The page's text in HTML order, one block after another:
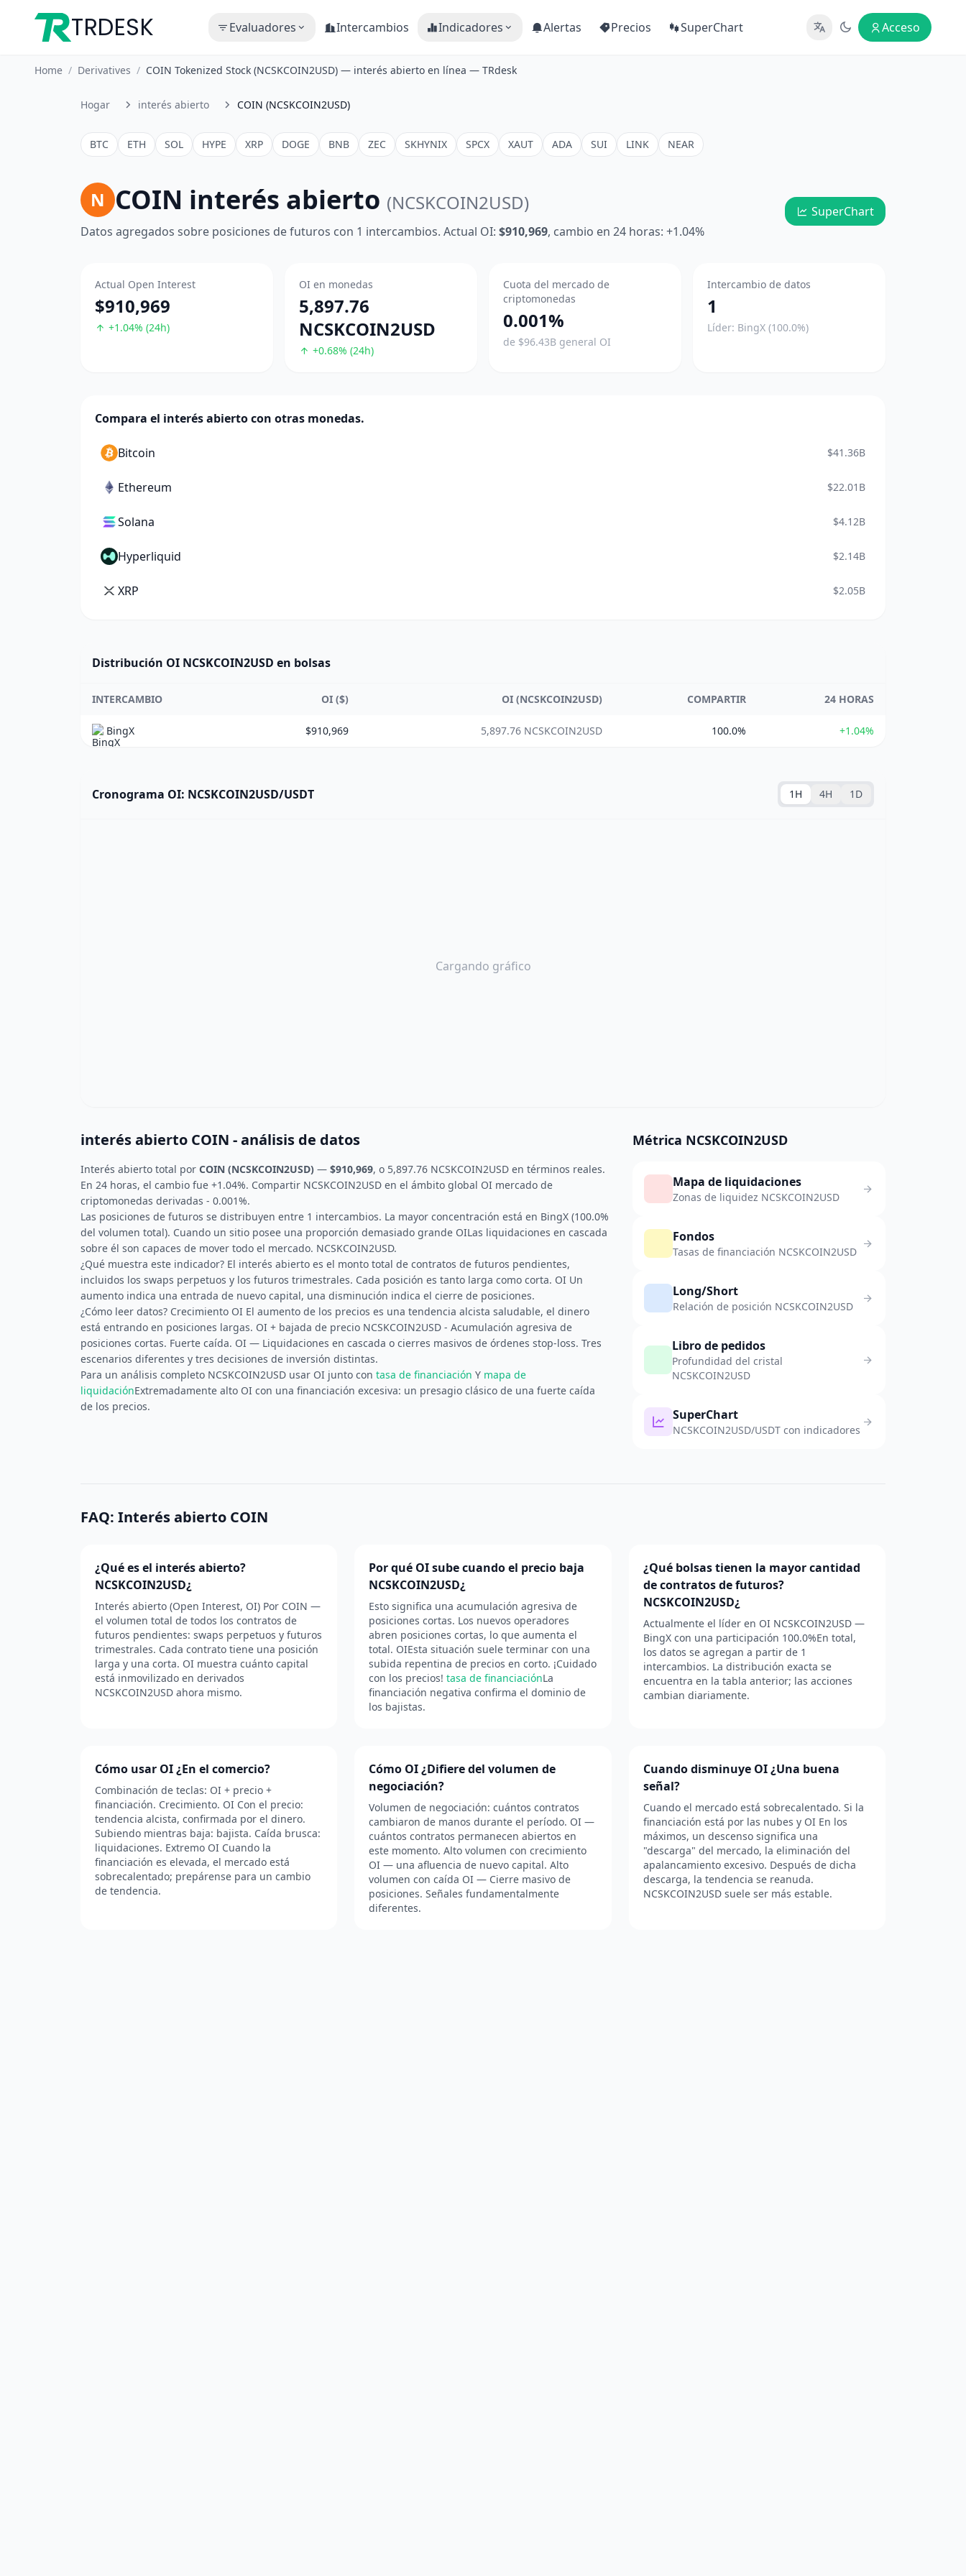
TRDESK Evaluadores Intercambios Indicadores Alertas Precios SuperChart Acceso
Home / Derivatives / COIN Tokenized Stock (NCSKCOIN2USD) — interés abierto en línea — TRdesk
Hogar interés abierto COIN (NCSKCOIN2USD)
BTC ETH SOL HYPE XRP DOGE BNB ZEC SKHYNIX SPCX XAUT ADA SUI LINK NEAR
N COIN interés abierto (NCSKCOIN2USD)
Datos agregados sobre posiciones de futuros con 1 intercambios. Actual OI: $910,969, cambio en 24 horas: +1.04%
SuperChart
Actual Open Interest
$910,969
+1.04% (24h)
OI en monedas
5,897.76
NCSKCOIN2USD
+0.68% (24h)
Cuota del mercado de
criptomonedas
0.001%
de $96.43B general OI
Intercambio de datos
1
Líder: BingX (100.0%)
Compara el interés abierto con otras monedas.
Bitcoin $41.36B
Ethereum $22.01B
Solana $4.12B
Hyperliquid $2.14B
XRP $2.05B
Distribución OI NCSKCOIN2USD en bolsas
INTERCAMBIO OI ($) OI (NCSKCOIN2USD) COMPARTIR 24 HORAS
BingX $910,969 5,897.76 NCSKCOIN2USD 100.0% +1.04%
Cronograma OI: NCSKCOIN2USD/USDT 1H 4H 1D
Cargando gráfico
interés abierto COIN - análisis de datos
Interés abierto total por COIN (NCSKCOIN2USD) — $910,969, o 5,897.76 NCSKCOIN2USD en términos reales.
En 24 horas, el cambio fue +1.04%. Compartir NCSKCOIN2USD en el ámbito global OI mercado de
criptomonedas derivadas - 0.001%.
Las posiciones de futuros se distribuyen entre 1 intercambios. La mayor concentración está en BingX (100.0%
del volumen total). Cuando un sitio posee una proporción demasiado grande OILas liquidaciones en cascada
sobre él son capaces de mover todo el mercado. NCSKCOIN2USD.
¿Qué muestra este indicador? El interés abierto es el monto total de contratos de futuros pendientes,
incluidos los swaps perpetuos y los futuros trimestrales. Cada posición es tanto larga como corta. OI Un
aumento indica una entrada de nuevo capital, una disminución indica el cierre de posiciones.
¿Cómo leer datos? Crecimiento OI El aumento de los precios es una tendencia alcista saludable, el dinero
está entrando en posiciones largas. OI + bajada de precio NCSKCOIN2USD - Acumulación agresiva de
posiciones cortas. Fuerte caída. OI — Liquidaciones en cascada o cierres masivos de órdenes stop-loss. Tres
escenarios diferentes y tres decisiones de inversión distintas.
Para un análisis completo NCSKCOIN2USD usar OI junto con tasa de financiación Y mapa de
liquidaciónExtremadamente alto OI con una financiación excesiva: un presagio clásico de una fuerte caída
de los precios.
Métrica NCSKCOIN2USD
Mapa de liquidaciones
Zonas de liquidez NCSKCOIN2USD
Fondos
Tasas de financiación NCSKCOIN2USD
Long/Short
Relación de posición NCSKCOIN2USD
Libro de pedidos
Profundidad del cristal
NCSKCOIN2USD
SuperChart
NCSKCOIN2USD/USDT con indicadores
FAQ: Interés abierto COIN
¿Qué es el interés abierto?
NCSKCOIN2USD¿
Interés abierto (Open Interest, OI) Por COIN —
el volumen total de todos los contratos de
futuros pendientes: swaps perpetuos y futuros
trimestrales. Cada contrato tiene una posición
larga y una corta. OI muestra cuánto capital
está inmovilizado en derivados
NCSKCOIN2USD ahora mismo.
Por qué OI sube cuando el precio baja
NCSKCOIN2USD¿
Esto significa una acumulación agresiva de
posiciones cortas. Los nuevos operadores
abren posiciones cortas, lo que aumenta el
total. OIEsta situación suele terminar con una
subida repentina de precios en corto. ¡Cuidado
con los precios!tasa de financiaciónLa
financiación negativa confirma el dominio de
los bajistas.
¿Qué bolsas tienen la mayor cantidad
de contratos de futuros?
NCSKCOIN2USD¿
Actualmente el líder en OI NCSKCOIN2USD —
BingX con una participación 100.0%En total,
los datos se agregan a partir de 1
intercambios. La distribución exacta se
encuentra en la tabla anterior; las acciones
cambian diariamente.
Cómo usar OI ¿En el comercio?
Combinación de teclas: OI + precio +
financiación. Crecimiento. OI Con el precio:
tendencia alcista, confirmada por el dinero.
Subiendo mientras baja: bajista. Caída brusca:
liquidaciones. Extremo OI Cuando la
financiación es elevada, el mercado está
sobrecalentado; prepárense para un cambio
de tendencia.
Cómo OI ¿Difiere del volumen de
negociación?
Volumen de negociación: cuántos contratos
cambiaron de manos durante el período. OI —
cuántos contratos permanecen abiertos en
este momento. Alto volumen con crecimiento
OI — una afluencia de nuevo capital. Alto
volumen con caída OI — Cierre masivo de
posiciones. Señales fundamentalmente
diferentes.
Cuando disminuye OI ¿Una buena
señal?
Cuando el mercado está sobrecalentado. Si la
financiación está por las nubes y OI En los
máximos, un descenso significa una
"descarga" del mercado, la eliminación del
apalancamiento excesivo. Después de dicha
descarga, la tendencia se reanuda.
NCSKCOIN2USD suele ser más estable.